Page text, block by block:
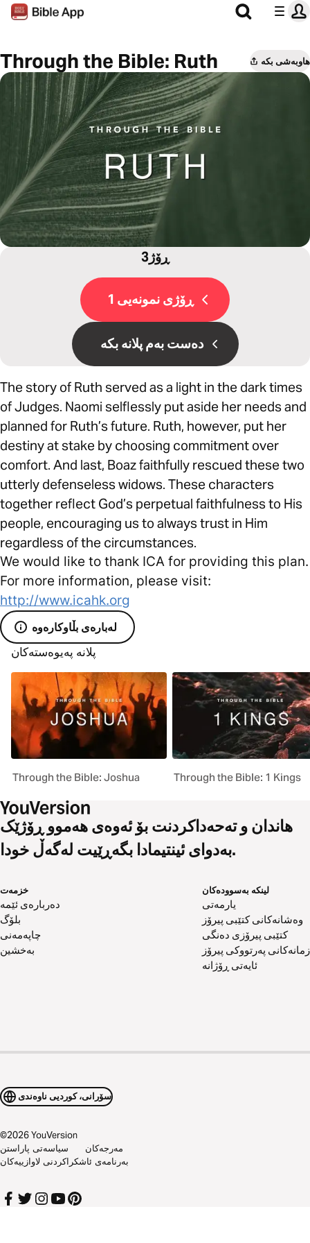
Through the Bible: Ruth هاوبەشی بکە
3ڕۆژ
ڕۆژی نمونەیی 1
دەست بەم پلانە بکە
The story of Ruth served as a light in the dark times
of Judges. Naomi selflessly put aside her needs and
planned for Ruth’s future. Ruth, however, put her
destiny at stake by choosing commitment over
comfort. And last, Boaz faithfully rescued these two
utterly defenseless widows. These characters
together reflect God’s perpetual faithfulness to His
people, encouraging us to always trust in Him
regardless of the circumstances.
We would like to thank ICA for providing this plan.
For more information, please visit:
http://www.icahk.org
لەبارەی بڵاوکارەوە
پلانە پەیوەستەکان
Through the Bible: Joshua Through the Bible: 1 Kings
هاندان و تەحەداکردنت بۆ ئەوەی هەموو ڕۆژێک
بەدوای ئینتیمادا بگەڕێیت لەگەڵ خودا.
خزمەت
دەربارەی ئێمە
بلۆگ
چاپەمەنی
بەخشین
لینکە بەسوودەکان
یارمەتی
وەشانەکانی کتێبی پیرۆز
کتێبی پیرۆزی دەنگی
زمانەکانی پەرتووکی پیرۆز
ئایەتی ڕۆژانە
سۆرانی، کوردیی ناوەندی
©2026YouVersion
سیاسەتی پاراستن
مەرجەکان
بەرنامەی ئاشکراکردنی لاوازییەکان